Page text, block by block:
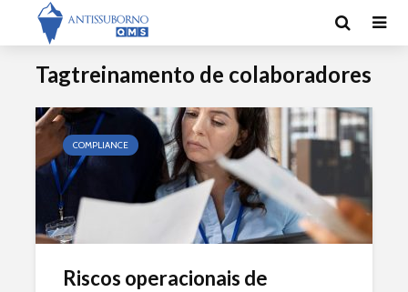
Tagtreinamento de colaboradores
COMPLIANCE
Riscos operacionais de